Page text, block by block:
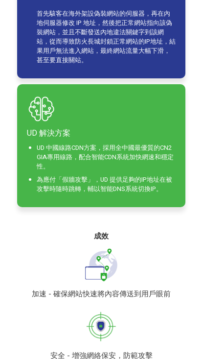
首先駭客在海外架設偽裝網站的伺服器，再在內
地伺服器修改 IP 地址，然後把正常網站指向該偽
裝網站，並且不斷發送內地違法關鍵字到該網
站，從而導致防火長城封鎖正常網站的IP地址，結
果用戶無法進入網站，最終網站流量大幅下滑，
甚至要直接關站。
UD 解決方案
UD 中國線路CDN方案，採用全中國最優質的CN2
GIA專用線路，配合智能CDN系統加快網速和穩定
性。
為應付「假牆攻擊」，UD 提供足夠的IP地址在被
攻擊時隨時跳轉，輔以智能DNS系統切換IP。
成效
加速 - 確保網站快速將內容傳送到用戶眼前
安全 - 增強網絡保安，防範攻擊